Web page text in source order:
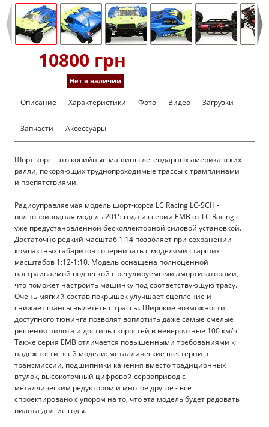
10800 грн
Нет в наличии
Описание Характеристики Фото Видео Загрузки
Запчасти Аксессуары
Шорт-корс - это копийные машины легендарных американских
ралли, покоряющих труднопроходимые трассы с трамплинами
и препятствиями.
Радиоуправляемая модель шорт-корса LC Racing LC-SCH -
полноприводная модель 2015 года из серии EMB от LC Racing с
уже предустановленной бесколлекторной силовой установкой.
Достаточно редкий масштаб 1:14 позволяет при сохранении
компактных габаритов соперничать с моделями старших
масштабов 1:12-1:10. Модель оснащена полноценной
настраиваемой подвеской с регулируемыми амортизаторами,
что поможет настроить машинку под соответствующую трасу.
Очень мягкий состав покрышек улучшает сцепление и
снижает шансы вылететь с трассы. Широкие возможности
доступного тюнинга позволят воплотить даже самые смелые
решения пилота и достичь скоростей в невероятные 100 км/ч!
Также серия EMB отличается повышенными требованиями к
надежности всей модели: металлические шестерни в
трансмиссии, подшипники качения вместо традиционных
втулок, высокоточный цифровой сервопривод с
металлическим редуктором и многое другое - всё
спроектировано с упором на то, что эта модель будет радовать
пилота долгие годы.